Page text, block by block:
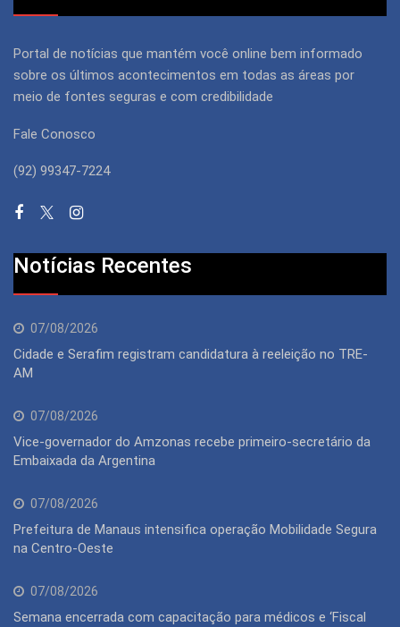
Portal de notícias que mantém você online bem informado
sobre os últimos acontecimentos em todas as áreas por
meio de fontes seguras e com credibilidade
Fale Conosco
(92) 99347-7224
Notícias Recentes
07/08/2026
Cidade e Serafim registram candidatura à reeleição no TRE-
AM
07/08/2026
Vice-governador do Amzonas recebe primeiro-secretário da
Embaixada da Argentina
07/08/2026
Prefeitura de Manaus intensifica operação Mobilidade Segura
na Centro-Oeste
07/08/2026
Semana encerrada com capacitação para médicos e ‘Fiscal